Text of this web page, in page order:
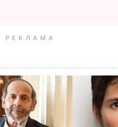
РЕКЛАМА